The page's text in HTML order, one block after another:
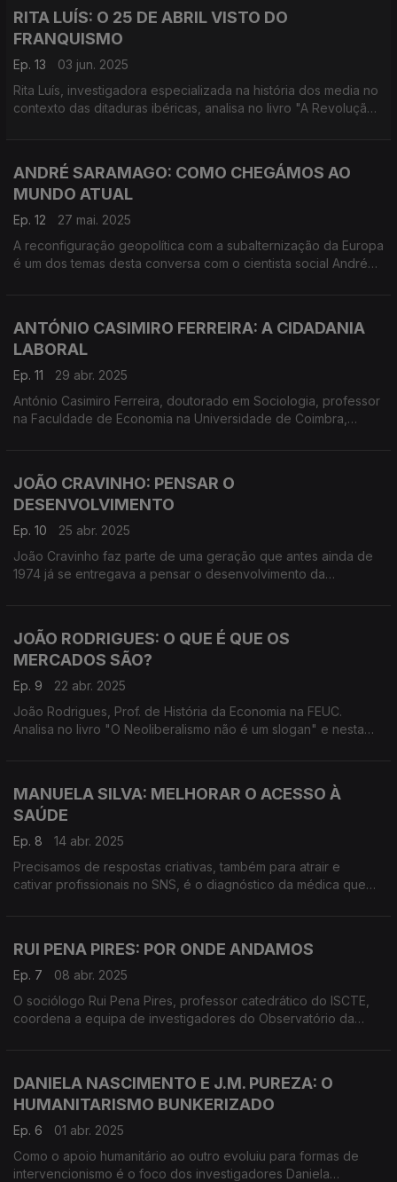
RITA LUÍS: O 25 DE ABRIL VISTO DO
FRANQUISMO
Ep. 13
03 jun. 2025
Rita Luís, investigadora especializada na história dos media no
contexto das ditaduras ibéricas, analisa no livro "A Revolução
ANDRÉ SARAMAGO: COMO CHEGÁMOS AO
MUNDO ATUAL
Ep. 12
27 mai. 2025
A reconfiguração geopolítica com a subalternização da Europa
é um dos temas desta conversa com o cientista social André
ANTÓNIO CASIMIRO FERREIRA: A CIDADANIA
LABORAL
Ep. 11
29 abr. 2025
António Casimiro Ferreira, doutorado em Sociologia, professor
na Faculdade de Economia na Universidade de Coimbra,
JOÃO CRAVINHO: PENSAR O
DESENVOLVIMENTO
Ep. 10
25 abr. 2025
João Cravinho faz parte de uma geração que antes ainda de
1974 já se entregava a pensar o desenvolvimento da
JOÃO RODRIGUES: O QUE É QUE OS
MERCADOS SÃO?
Ep. 9
22 abr. 2025
João Rodrigues, Prof. de História da Economia na FEUC.
Analisa no livro "O Neoliberalismo não é um slogan" e nesta
MANUELA SILVA: MELHORAR O ACESSO À
SAÚDE
Ep. 8
14 abr. 2025
Precisamos de respostas criativas, também para atrair e
cativar profissionais no SNS, é o diagnóstico da médica que
RUI PENA PIRES: POR ONDE ANDAMOS
Ep. 7
08 abr. 2025
O sociólogo Rui Pena Pires, professor catedrático do ISCTE,
coordena a equipa de investigadores do Observatório da
DANIELA NASCIMENTO E J.M. PUREZA: O
HUMANITARISMO BUNKERIZADO
Ep. 6
01 abr. 2025
Como o apoio humanitário ao outro evoluiu para formas de
intervencionismo é o foco dos investigadores Daniela